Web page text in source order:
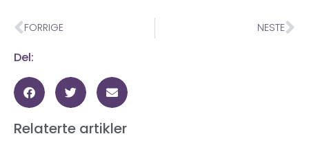
FORRIGE NESTE
Del:
Relaterte artikler